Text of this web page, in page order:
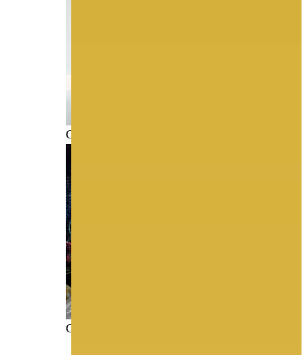
COSMOBELLA C
COMPLICE